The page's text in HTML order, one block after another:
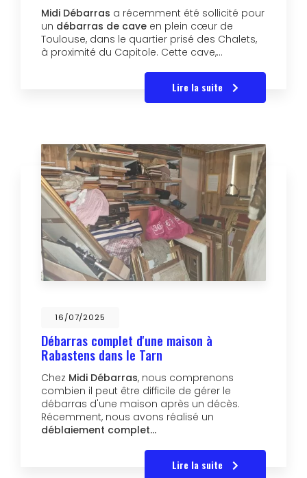
Midi Débarras a récemment été sollicité pour
un débarras de cave en plein cœur de
Toulouse, dans le quartier prisé des Chalets,
à proximité du Capitole. Cette cave,…
Lire la suite
16/07/2025
Débarras complet d'une maison à
Rabastens dans le Tarn
Chez Midi Débarras, nous comprenons
combien il peut être difficile de gérer le
débarras d'une maison après un décès.
Récemment, nous avons réalisé un
déblaiement complet…
Lire la suite